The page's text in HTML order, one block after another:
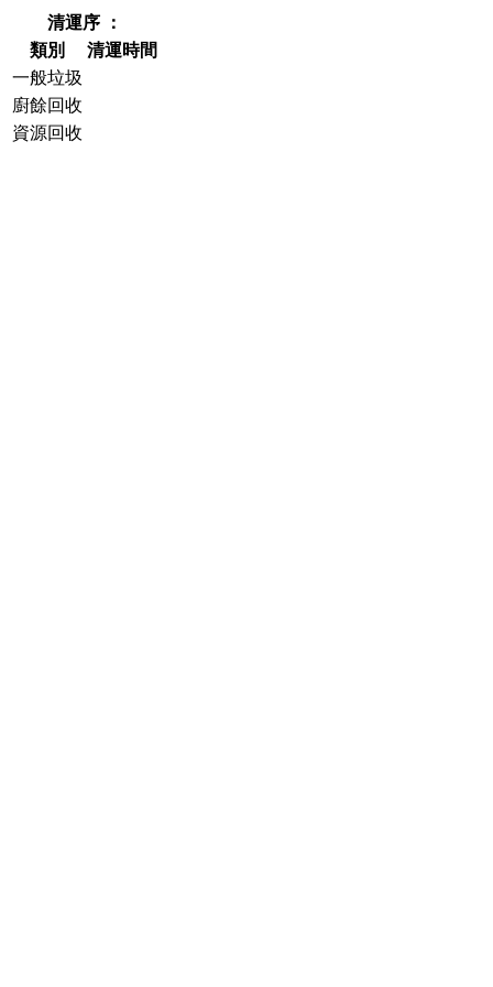
清運序 ：
類別
清運時間
一般垃圾
廚餘回收
資源回收